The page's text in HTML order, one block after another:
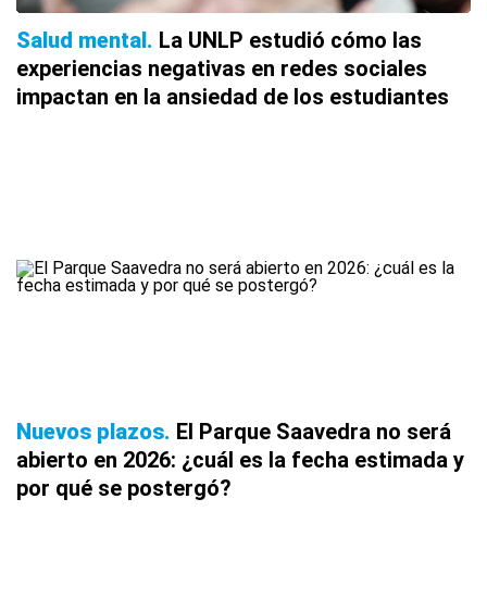
Salud mental La UNLP estudió cómo las
experiencias negativas en redes sociales
impactan en la ansiedad de los estudiantes
Nuevos plazos El Parque Saavedra no será
abierto en 2026: ¿cuál es la fecha estimada y
por qué se postergó?